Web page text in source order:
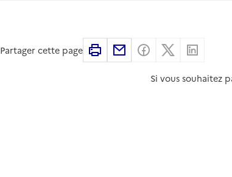
Partager cette page ImprimerPartager par email
Partager sur
Partager
Si vous souhaitez